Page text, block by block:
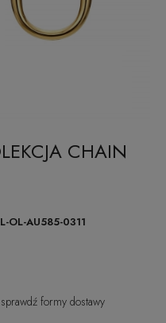
CHAIN
OL-AU585-0311
sprawdź formy dostawy